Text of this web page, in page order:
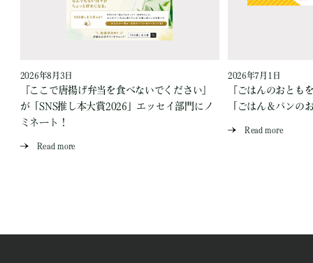
2026年8月3日
『ここで唐揚げ弁当を食べないでください』
が「SNS推し本大賞2026」エッセイ部門にノ
ミネート！
Read more
2026年7月1日
『ごはんのおとも
「ごはん＆パンの
Read more